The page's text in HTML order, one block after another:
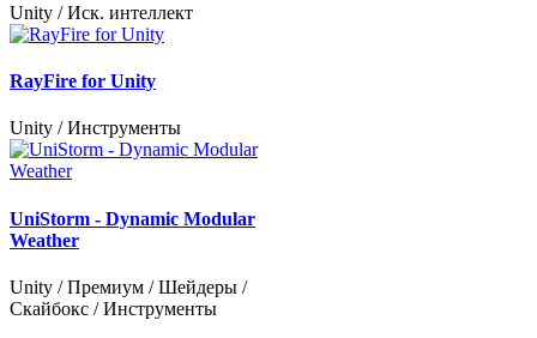
Unity / Иск. интеллект
RayFire for Unity
Unity / Инструменты
UniStorm - Dynamic Modular
Weather
Unity / Премиум / Шейдеры /
Скайбокс / Инструменты